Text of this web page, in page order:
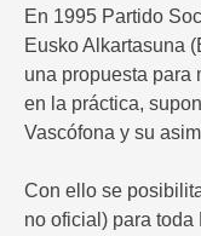
En 1995 Partido
Eusko Alkartasuna
una propuesta para
en la práctica,
Vascófona y su
Con ello se
no oficial) para toda